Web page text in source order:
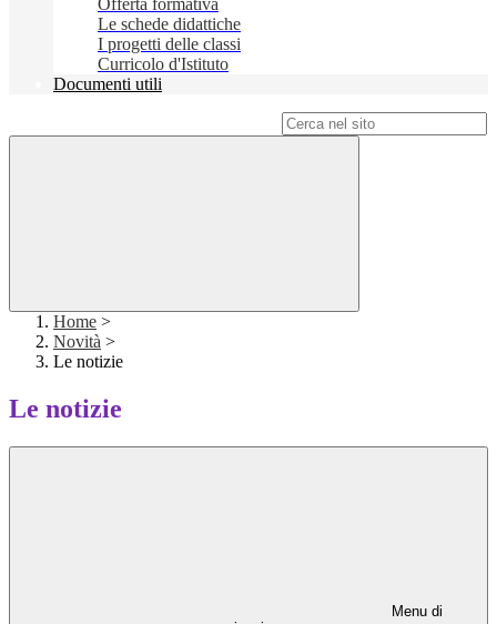
Offerta formativa
Le schede didattiche
I progetti delle classi
Curricolo d'Istituto
Documenti utili
Home >
Novità >
Le notizie
Le notizie
Menu di